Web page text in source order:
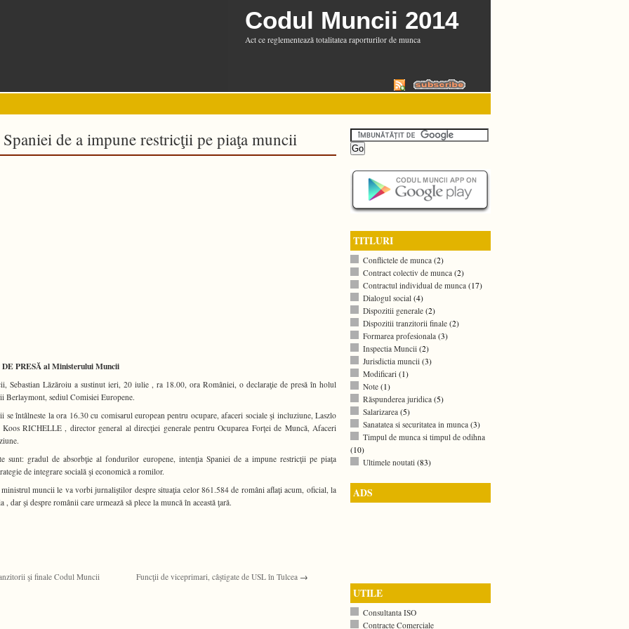
Codul Muncii 2014
Act ce reglementează totalitatea raporturilor de munca
de a impune restricţii pe piaţa muncii
PRESĂ al Ministerului Muncii
Sebastian Lăzăroiu a sustinut ieri, 20 iulie , ra 18.00, ora României, o declaraţie de presă în holul
Berlaymont, sediul Comisiei Europene.
se întâlneste la ora 16.30 cu comisarul european pentru ocupare, afaceri sociale şi incluziune, Laszlo
RICHELLE , director general al direcţiei generale pentru Ocuparea Forţei de Muncă, Afaceri
sunt: gradul de absorbţie al fondurilor europene, intenţia Spaniei de a impune restricţii pe piaţa
de integrare socială şi economică a romilor.
muncii le va vorbi jurnaliştilor despre situaţia celor 861.584 de români aflaţi acum, oficial, la
, dar şi despre românii care urmează să plece la muncă în această ţară.
şi finale Codul Muncii Funcţii de viceprimari, câştigate de USL în Tulcea →
TITLURI
Conflictele de munca (2)
Contract colectiv de munca (2)
Contractul individual de munca (17)
Dialogul social (4)
Dispozitii generale (2)
Dispozitii tranzitorii finale (2)
Formarea profesionala (3)
Inspectia Muncii (2)
Jurisdictia muncii (3)
Modificari (1)
Note (1)
Răspunderea juridica (5)
Salarizarea (5)
Sanatatea si securitatea in munca (3)
Timpul de munca si timpul de odihna
(10)
Ultimele noutati (83)
ADS
UTILE
Consultanta ISO
Contracte Comerciale